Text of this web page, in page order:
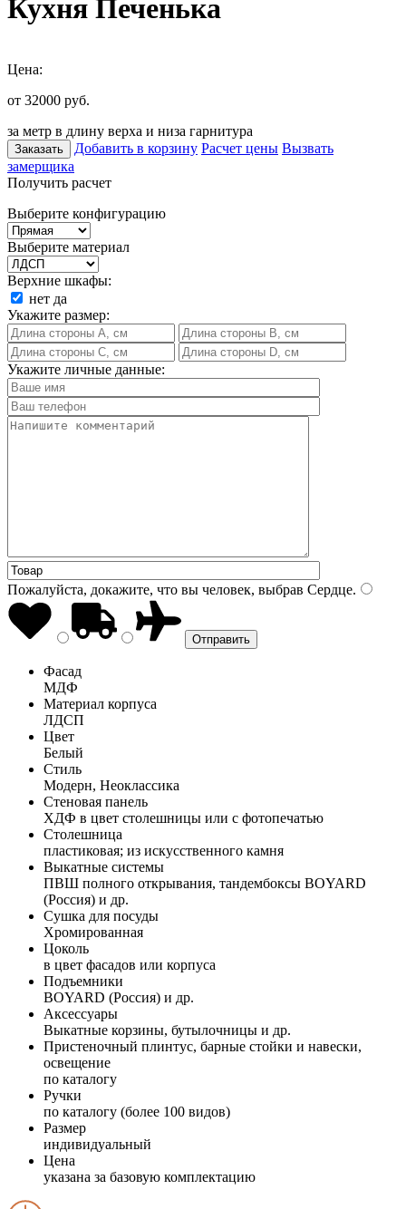
Кухня Печенька
Цена:
от 32000 руб.
за метр в длину верха и низа гарнитура
Заказать Добавить в корзину Расчет цены Вызвать
замерщика
Получить расчет
Выберите конфигурацию
Выберите материал
Верхние шкафы:
нет да
Укажите размер:
Укажите личные данные:
Пожалуйста, докажите, что вы человек, выбрав Сердце.
Фасад
МДФ
Материал корпуса
ЛДСП
Цвет
Белый
Стиль
Модерн, Неоклассика
Стеновая панель
ХДФ в цвет столешницы или с фотопечатью
Столешница
пластиковая; из искусственного камня
Выкатные системы
ПВШ полного открывания, тандембоксы BOYARD
(Россия) и др.
Сушка для посуды
Хромированная
Цоколь
в цвет фасадов или корпуса
Подъемники
BOYARD (Россия) и др.
Аксессуары
Выкатные корзины, бутылочницы и др.
Пристеночный плинтус, барные стойки и навески,
освещение
по каталогу
Ручки
по каталогу (более 100 видов)
Размер
индивидуальный
Цена
указана за базовую комплектацию